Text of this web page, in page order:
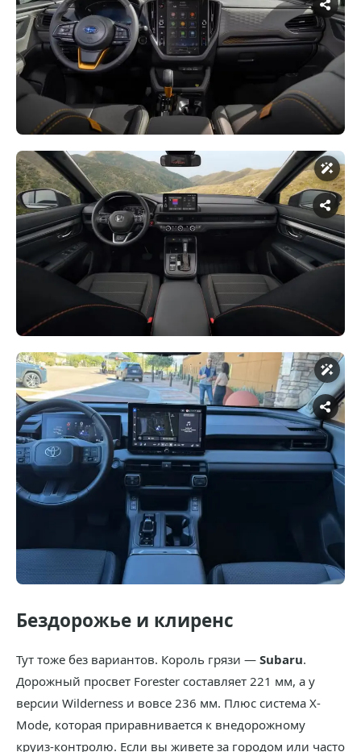
Бездорожье и клиренс
Тут тоже без вариантов. Король грязи — Subaru.
Дорожный просвет Forester составляет 221 мм, а у
версии Wilderness и вовсе 236 мм. Плюс система X-
Mode, которая приравнивается к внедорожному
круиз-контролю. Если вы живете за городом или часто